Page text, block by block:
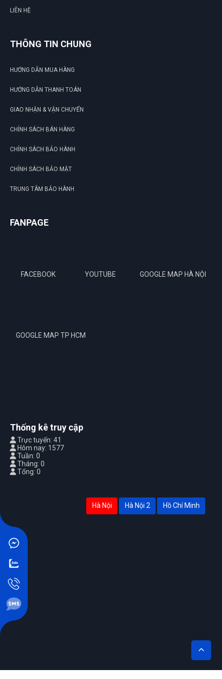
LIÊN HỆ
THÔNG TIN CHUNG
HƯỚNG DẪN MUA HÀNG
HƯỚNG DẪN THANH TOÁN
GIAO NHẬN & VẬN CHUYỂN
CHÍNH SÁCH BÁN HÀNG
CHÍNH SÁCH BẢO HÀNH
CHÍNH SÁCH BẢO MẬT
TRUNG TÂM BẢO HÀNH
FANPAGE
FACEBOOK YOUTUBE GOOGLE MAP HÀ NỘI
GOOGLE MAP TP HCM
Thống kê truy cập
Trực tuyến: 41
Hôm nay: 1577
Tuần: 0
Tháng: 0
Tổng: 0
Hà Nội Hà Nội 2 Hồ Chí Minh